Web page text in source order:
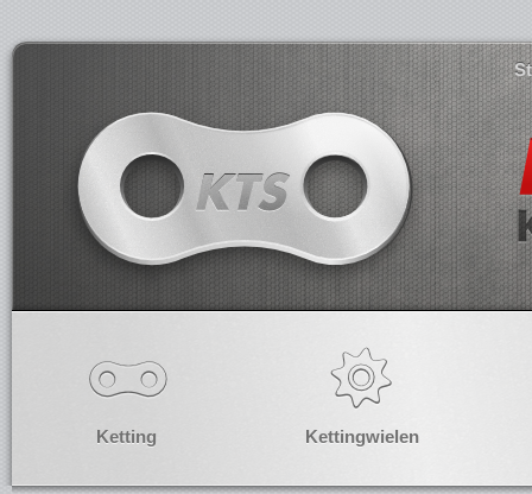
Ketting Kettingwielen